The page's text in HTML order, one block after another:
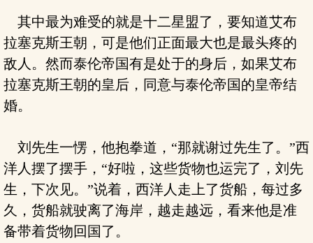
其中最为难受的就是十二星盟了，要知道艾布
拉塞克斯王朝，可是他们正面最大也是最头疼的
敌人。然而泰伦帝国有是处于的身后，如果艾布
拉塞克斯王朝的皇后，同意与泰伦帝国的皇帝结
婚。
刘先生一愣，他抱拳道，“那就谢过先生了。”西
洋人摆了摆手，“好啦，这些货物也运完了，刘先
生，下次见。”说着，西洋人走上了货船，每过多
久，货船就驶离了海岸，越走越远，看来他是准
备带着货物回国了。